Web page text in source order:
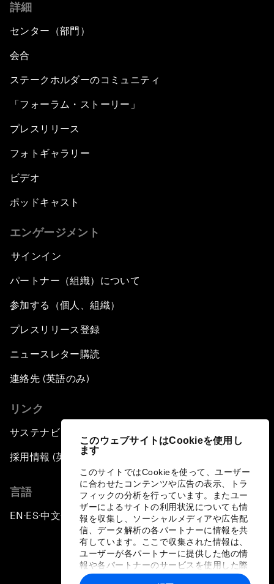
このウェブサイトはCookieを使用し
ます
このサイトではCookieを使って、ユーザー
に合わせたコンテンツや広告の表示、トラ
フィックの分析を行っています。またユー
ザーによるサイトの利用状況についても情
報を収集し、ソーシャルメディアや広告配
信、データ解析の各パートナーに情報を共
有しています。ここで収集された情報は、
ユーザーが各パートナーに提供した他の情
報や各パートナーのサービスを使用した際
に収集された情報と組み合わされ、各パー
詳細
センター（部門）
会合
ステークホルダーのコミュニティ
「フォーラム・ストーリー」
プレスリリース
フォトギャラリー
ビデオ
ポッドキャスト
エンゲージメント
サインイン
パートナー（組織）について
参加する（個人、組織）
プレスリリース登録
ニュースレター購読
連絡先 (英語のみ)
リンク
サステナビリティへの取り組み
採用情報 (英語のみ)
言語
EN ▪ES▪中文▪ 日本語